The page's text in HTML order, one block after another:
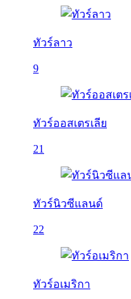
ทัวร์ลาว
9
ทัวร์ออสเตรเลีย
21
ทัวร์นิวซีแลนด์
22
ทัวร์อเมริกา